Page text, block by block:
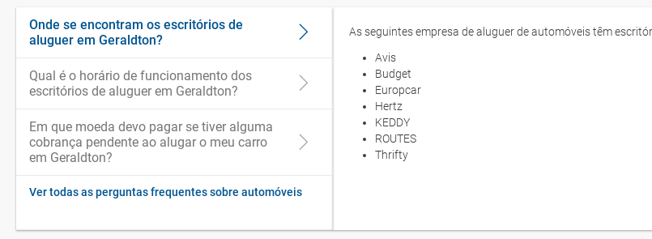
Onde se encontram os escritórios de
aluguer em Geraldton?
Qual é o horário de funcionamento dos
escritórios de aluguer em Geraldton?
Em que moeda devo pagar se tiver alguma
cobrança pendente ao alugar o meu carro
em Geraldton?
Ver todas as perguntas frequentes sobre automóveis
As seguintes empresa de aluguer de automóveis têm
Avis
Budget
Europcar
Hertz
KEDDY
ROUTES
Thrifty